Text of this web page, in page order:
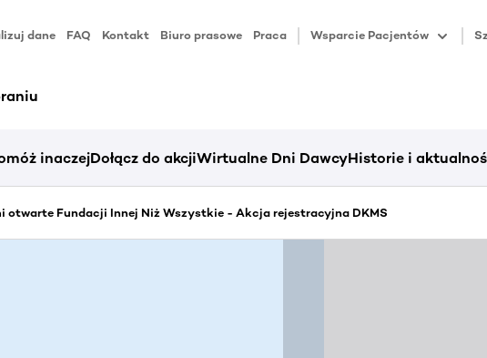
dane FAQ Kontakt Biuro prasowe Praca Wsparcie Pacjentów
inaczejDołącz do akcjiWirtualne Dni DawcyHistorie i
otwarte Fundacji Innej Niż Wszystkie - Akcja rejestracyjna DKMS